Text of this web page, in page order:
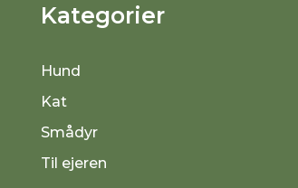
Kategorier
Hund
Kat
Smådyr
Til ejeren